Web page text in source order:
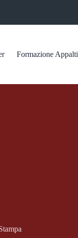
Formazione Appalti